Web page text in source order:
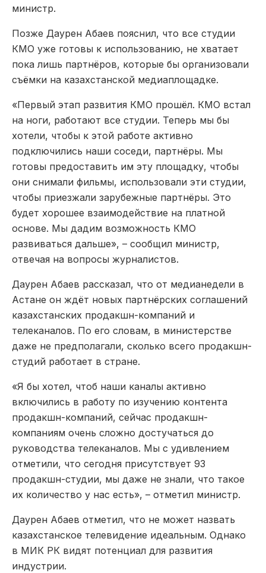
министр.
Позже Даурен Абаев пояснил, что все студии
КМО уже готовы к использованию, не хватает
пока лишь партнёров, которые бы организовали
съёмки на казахстанской медиаплощадке.
«Первый этап развития КМО прошёл. КМО встал
на ноги, работают все студии. Теперь мы бы
хотели, чтобы к этой работе активно
подключились наши соседи, партнёры. Мы
готовы предоставить им эту площадку, чтобы
они снимали фильмы, использовали эти студии,
чтобы приезжали зарубежные партнёры. Это
будет хорошее взаимодействие на платной
основе. Мы дадим возможность КМО
развиваться дальше», – сообщил министр,
отвечая на вопросы журналистов.
Даурен Абаев рассказал, что от медианедели в
Астане он ждёт новых партнёрских соглашений
казахстанских продакшн-компаний и
телеканалов. По его словам, в министерстве
даже не предполагали, сколько всего продакшн-
студий работает в стране.
«Я бы хотел, чтоб наши каналы активно
включились в работу по изучению контента
продакшн-компаний, сейчас продакшн-
компаниям очень сложно достучаться до
руководства телеканалов. Мы с удивлением
отметили, что сегодня присутствует 93
продакшн-студии, мы даже не знали, что такое
их количество у нас есть», – отметил министр.
Даурен Абаев отметил, что не может назвать
казахстанское телевидение идеальным. Однако
в МИК РК видят потенциал для развития
индустрии.